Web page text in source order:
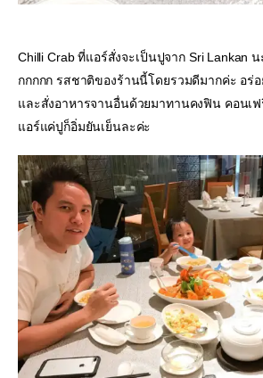
Chilli Crab ที่แอร์สั่งจะเป็นปูจาก Sri Lankan
กกกกก รสชาติของร้านนี้โดยรวมดีมากค่ะ อร่
และสั่งอาหารจานอื่นด้วยมาทานคงฟิน คอนเ
แอร์แค่ปูก็อิ่มยันเย็นละค่ะ